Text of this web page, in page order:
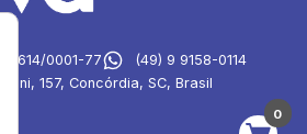
0001-77
(49) 9 9158-0114
157, Concórdia, SC, Brasil
0